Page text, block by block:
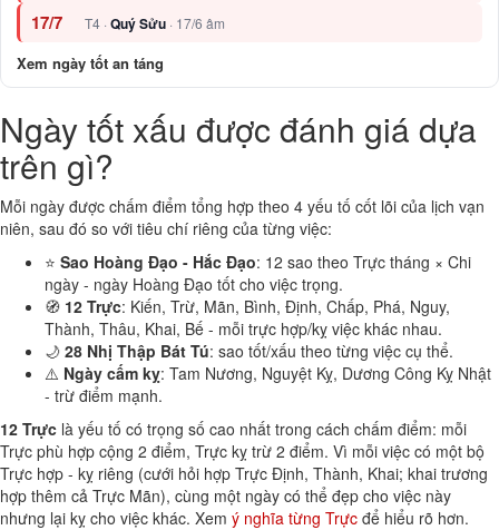
17/7 T4 ·Quý Sửu · 17/6 âm
Xem ngày tốt an táng
Ngày tốt xấu được đánh giá dựa
trên gì?
Mỗi ngày được chấm điểm tổng hợp theo 4 yếu tố cốt lõi của lịch vạn
niên, sau đó so với tiêu chí riêng của từng việc:
⭐ Sao Hoàng Đạo - Hắc Đạo: 12 sao theo Trực tháng × Chi
ngày - ngày Hoàng Đạo tốt cho việc trọng.
🧭 12 Trực: Kiến, Trừ, Mãn, Bình, Định, Chấp, Phá, Nguy,
Thành, Thâu, Khai, Bế - mỗi trực hợp/kỵ việc khác nhau.
🌙 28 Nhị Thập Bát Tú: sao tốt/xấu theo từng việc cụ thể.
⚠️ Ngày cấm kỵ: Tam Nương, Nguyệt Kỵ, Dương Công Kỵ Nhật
- trừ điểm mạnh.
12 Trực là yếu tố có trọng số cao nhất trong cách chấm điểm: mỗi
Trực phù hợp cộng 2 điểm, Trực kỵ trừ 2 điểm. Vì mỗi việc có một bộ
Trực hợp - kỵ riêng (cưới hỏi hợp Trực Định, Thành, Khai; khai trương
hợp thêm cả Trực Mãn), cùng một ngày có thể đẹp cho việc này
nhưng lại kỵ cho việc khác. Xem ý nghĩa từng Trực để hiểu rõ hơn.